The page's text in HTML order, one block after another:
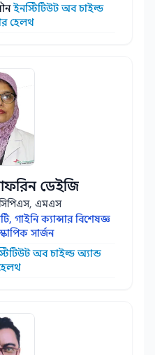
ইনস্টিটিউট অব চাইল্ড
হেলথ
ডেইজি
এমএস
গাইনি ক্যান্সার বিশেষজ্ঞ
সার্জন
অব চাইল্ড অ্যান্ড